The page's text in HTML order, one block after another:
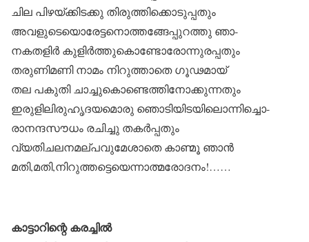
ചില പിഴയ്ക്കിടക്കു തിരുത്തിക്കൊടുപ്പതും
അവളുടെയൊരേട്ടനൊത്തങ്ങേപ്പുറത്തു ഞാ-
നകതളിർ കുളിർത്തുകൊണ്ടോരോന്നുരപ്പതും
തരുണിമണി നാമം നിറുത്താതെ ഗൂഢമായ്
തല പകുതി ചാച്ചുകൊണ്ടെത്തിനോക്കുന്നതും
ഇരുളിലിരുഹൃദയമൊരു ഞൊടിയിടയിലൊന്നിച്ചൊ-
രാനന്ദസൗധം രചിച്ചു തകർപ്പതും
വ്യതിചലനമല്പവുമേശാതെ കാണ്മൂ ഞാൻ
മതി,മതി,നിറുത്തട്ടെയെന്നാത്മരോദനം!……
കാട്ടാറിന്റെ കരച്ചിൽ